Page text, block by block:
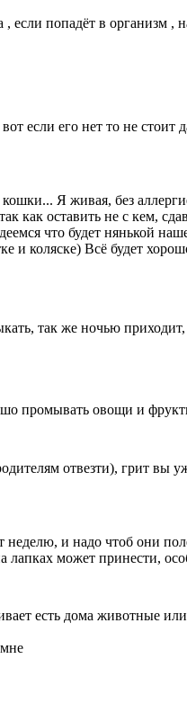
если попадёт в организм
если его нет то не
Я живая, без
оставить не с кем,
что будет нянькой
и коляске) Всё будет
так же ночью
промывать овощи и
отвезти), грит
неделю, и надо чтоб они
лапках может принести,
есть дома животные